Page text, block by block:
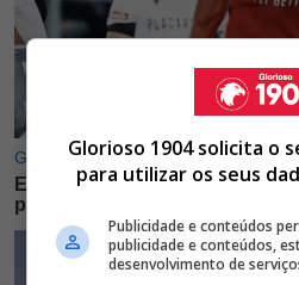
Glorioso 1904 solicita o
para utilizar os seus
Publicidade e conteúdos
publicidade e conteúdos,
desenvolvimento de